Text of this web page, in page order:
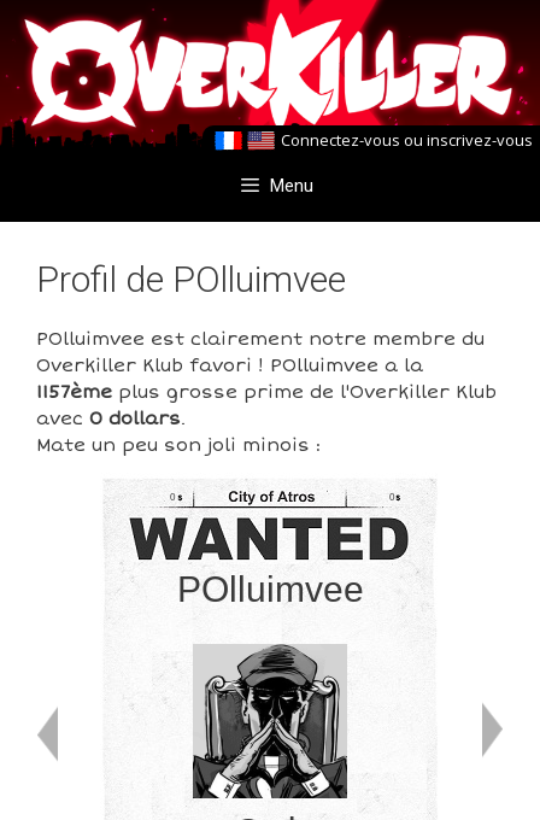
Aller
au
contenu
Aller
au
contenu
Connectez-vous ou inscrivez-vous
Menu
Profil de POlluimvee
POlluimvee est clairement notre membre du
Overkiller Klub favori ! POlluimvee a la
1157ème plus grosse prime de l'Overkiller Klub
avec 0 dollars.
Mate un peu son joli minois :
0
POlluimvee
0